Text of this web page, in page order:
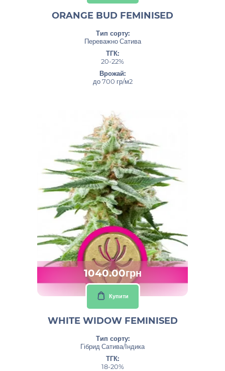
ORANGE BUD FEMINISED
Тип сорту:
Переважно Сатива
ТГК:
20-22%
Врожай:
до 700 гр/м2
1040.00грн
Купити
WHITE WIDOW FEMINISED
Тип сорту:
Гібрид Сатива/Індика
ТГК:
18-20%